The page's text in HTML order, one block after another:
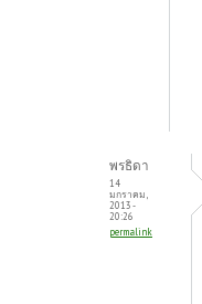
พรธิดา
14
มกราคม,
2013 -
20:26
permalink